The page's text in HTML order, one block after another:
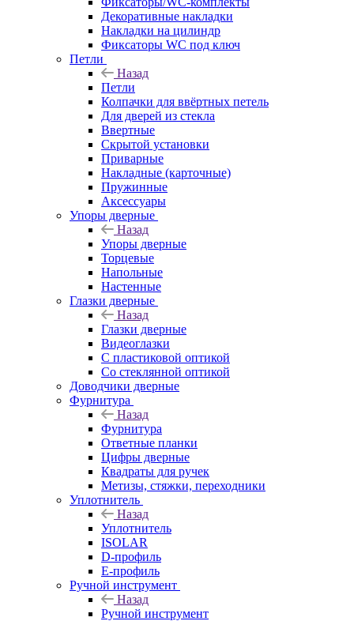
Декоративные накладки
Накладки на цилиндр
Фиксаторы WC под ключ
Петли
Назад
Петли
Колпачки для ввёртных петель
Для дверей из стекла
Ввертные
Скрытой установки
Приварные
Накладные (карточные)
Пружинные
Аксессуары
Упоры дверные
Назад
Упоры дверные
Торцевые
Напольные
Настенные
Глазки дверные
Назад
Глазки дверные
Видеоглазки
С пластиковой оптикой
Со стеклянной оптикой
Доводчики дверные
Фурнитура
Назад
Фурнитура
Ответные планки
Цифры дверные
Квадраты для ручек
Метизы, стяжки, переходники
Уплотнитель
Назад
Уплотнитель
ISOLAR
D-профиль
Е-профиль
Ручной инструмент
Назад
Ручной инструмент